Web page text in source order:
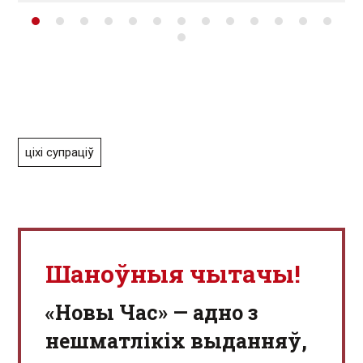
ціхі супраціў
Шаноўныя чытачы!
«Новы Час» — адно з
нешматлікіх выданняў,